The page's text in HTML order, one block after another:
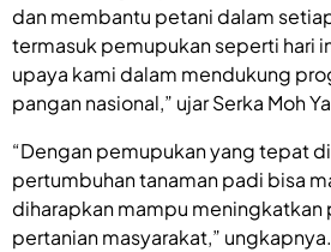
dan membantu petani dalam
termasuk pemupukan seperti hari
upaya kami dalam mendukung
pangan nasional,” ujar Serka Moh
“Dengan pemupukan yang tepat
pertumbuhan tanaman padi bisa
diharapkan mampu
pertanian masyarakat,” ungkapnya.